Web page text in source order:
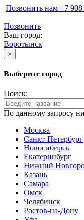
Позвонить нам ‪+7 908
Позвонить
Ваш город:
Воротынск
×
Выберите город
Поиск:
По данному запросу
Москва
Санкт-Петербург
Новосибирск
Екатеринбург
Нижний
Казань
Самара
Омск
Челябинск
Ростов-на-Дону